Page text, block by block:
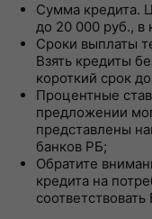
Сумма кредита.
до 20 000 руб., в
Сроки выплаты
Взять кредиты
короткий срок
Процентные
предложении
представлены
банков РБ;
Обратите
кредита на